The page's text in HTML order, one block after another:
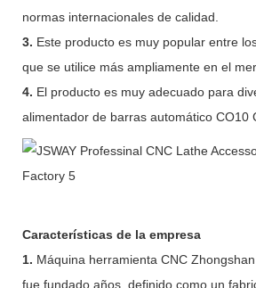
normas internacionales de calidad.
3. Este producto es muy popular entre
que se utilice más ampliamente en el
4. El producto es muy adecuado para
alimentador de barras automático CO10
Características de la empresa
1. Máquina herramienta CNC
fue fundado años, definido como un